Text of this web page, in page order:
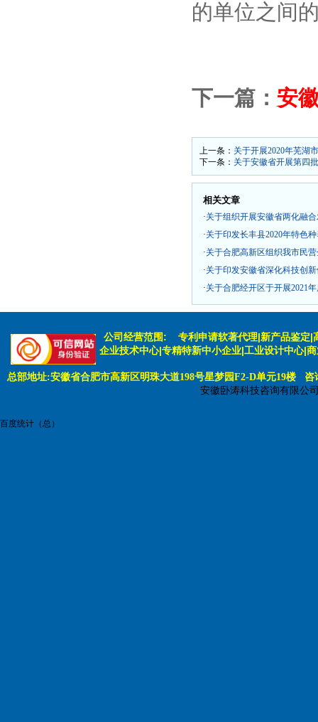
的单位之间
下一篇： 安
上一条： 关于开展2020年芜湖
下一条： 关于安徽省开展第四
相关文章
·关于组织开展安徽省两化融
·关于印发长丰县2020年特色
·关于合肥高新区组织我市民
·关于印发安徽省深化科技创
·关于合肥经开区于开展2021
公司经营范围:
专利申请软著代理|新产品鉴定|
企业技术中心|专精特新中小企业|工业设计中心|
总部地址:安徽省合肥市高新区明珠大道198号星梦园F2-D单元19楼 咨
安徽卧涛科技咨询有限公
百度统计（总）